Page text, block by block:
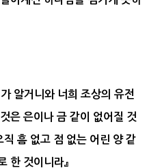
알거니와 너희 조상의 유전
은 은이나 금 같이 없어질 것
직 흠 없고 점 없는 어린 양 같
한 것이니라』